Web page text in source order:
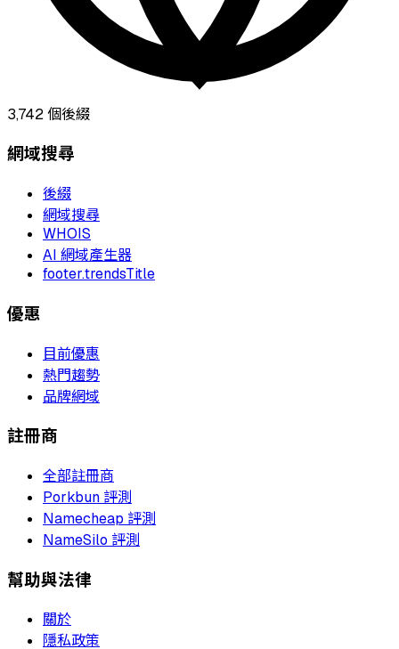
3,742個後綴
網域搜尋
後綴
網域搜尋
WHOIS
AI 網域產生器
footer.trendsTitle
優惠
目前優惠
熱門趨勢
品牌網域
註冊商
全部註冊商
Porkbun 評測
Namecheap 評測
NameSilo 評測
幫助與法律
關於
隱私政策